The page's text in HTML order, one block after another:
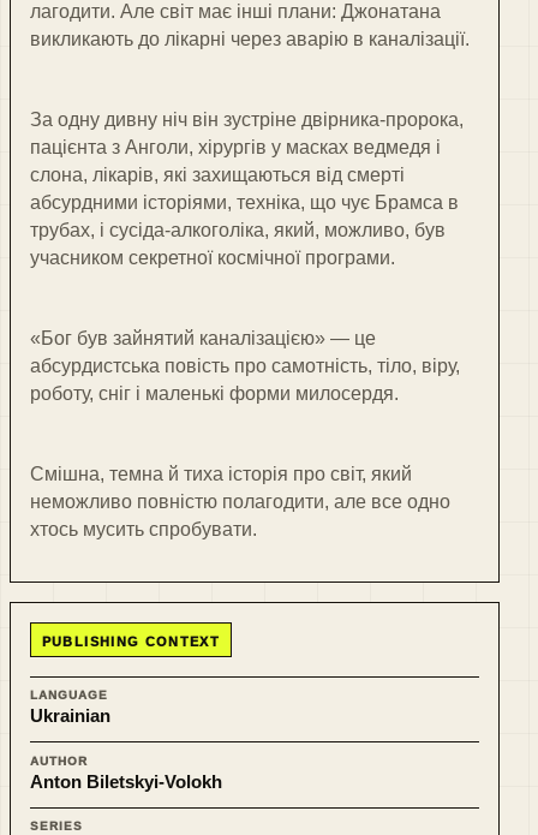
лагодити. Але світ має інші плани: Джонатана
викликають до лікарні через аварію в каналізації.
За одну дивну ніч він зустріне двірника-пророка,
пацієнта з Анголи, хірургів у масках ведмедя і
слона, лікарів, які захищаються від смерті
абсурдними історіями, техніка, що чує Брамса в
трубах, і сусіда-алкоголіка, який, можливо, був
учасником секретної космічної програми.
«Бог був зайнятий каналізацією» — це
абсурдистська повість про самотність, тіло, віру,
роботу, сніг і маленькі форми милосердя.
Смішна, темна й тиха історія про світ, який
неможливо повністю полагодити, але все одно
хтось мусить спробувати.
PUBLISHING CONTEXT
LANGUAGE
Ukrainian
AUTHOR
Anton Biletskyi-Volokh
SERIES